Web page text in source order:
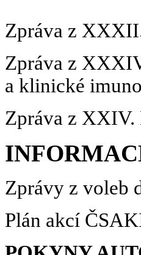
Zpráva z
Zpráva z
a klinické
Zpráva z
Zprávy z voleb
Plán akcí